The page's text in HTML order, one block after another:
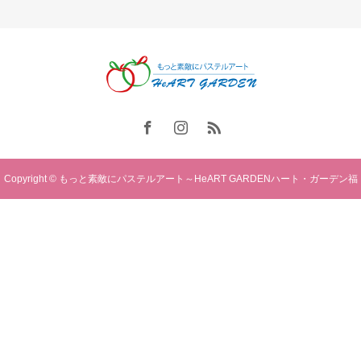
Copyright © もっと素敵にパステルアート～HeART GARDENハート・ガーデン福